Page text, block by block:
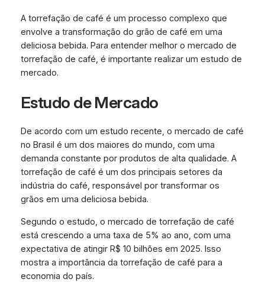
A torrefação de café é um processo complexo que
envolve a transformação do grão de café em uma
deliciosa bebida. Para entender melhor o mercado de
torrefação de café, é importante realizar um estudo de
mercado.
Estudo de Mercado
De acordo com um estudo recente, o mercado de café
no Brasil é um dos maiores do mundo, com uma
demanda constante por produtos de alta qualidade. A
torrefação de café é um dos principais setores da
indústria do café, responsável por transformar os
grãos em uma deliciosa bebida.
Segundo o estudo, o mercado de torrefação de café
está crescendo a uma taxa de 5% ao ano, com uma
expectativa de atingir R$ 10 bilhões em 2025. Isso
mostra a importância da torrefação de café para a
economia do país.